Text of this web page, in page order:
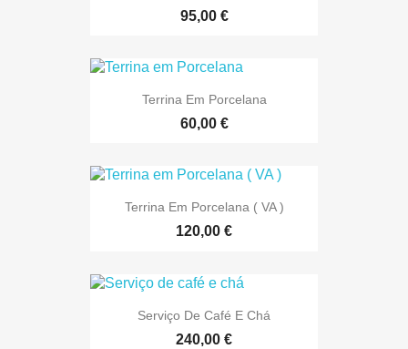
95,00 €
Terrina Em Porcelana
60,00 €
Terrina Em Porcelana ( VA )
120,00 €
Serviço De Café E Chá
240,00 €